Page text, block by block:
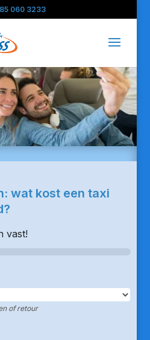
060 3233
wat kost een taxi
vast!
of retour